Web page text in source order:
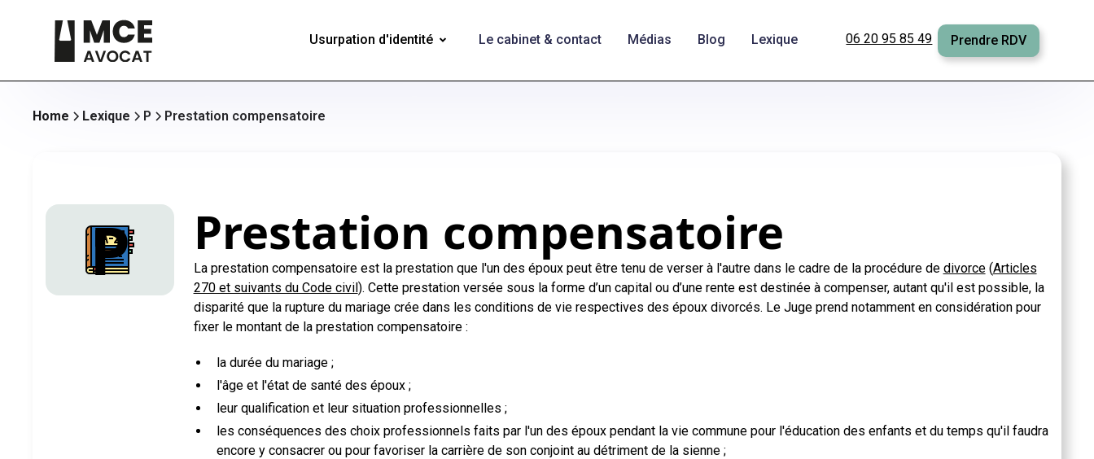
Usurpation d'identité Le cabinet & contact Médias Blog Lexique 06 20 95 85 49 Prendre RDV
Home Lexique P Prestation compensatoire
P Prestation compensatoire
La prestation compensatoire est la prestation que l'un des époux peut être tenu de verser à l'autre dans le cadre de la procédure de divorce(Articles
270 et suivants du Code civil). Cette prestation versée sous la forme d’un capital ou d’une rente est destinée à compenser, autant qu'il est possible, la
disparité que la rupture du mariage crée dans les conditions de vie respectives des époux divorcés. Le Juge prend notamment en considération pour
fixer le montant de la prestation compensatoire :
la durée du mariage ;
l'âge et l'état de santé des époux ;
leur qualification et leur situation professionnelles ;
les conséquences des choix professionnels faits par l'un des époux pendant la vie commune pour l'éducation des enfants et du temps qu'il faudra
encore y consacrer ou pour favoriser la carrière de son conjoint au détriment de la sienne ;